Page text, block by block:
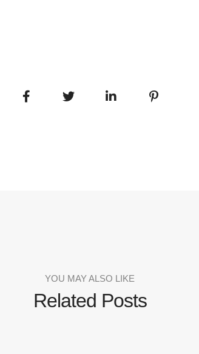
YOU MAY ALSO LIKE
Related Posts